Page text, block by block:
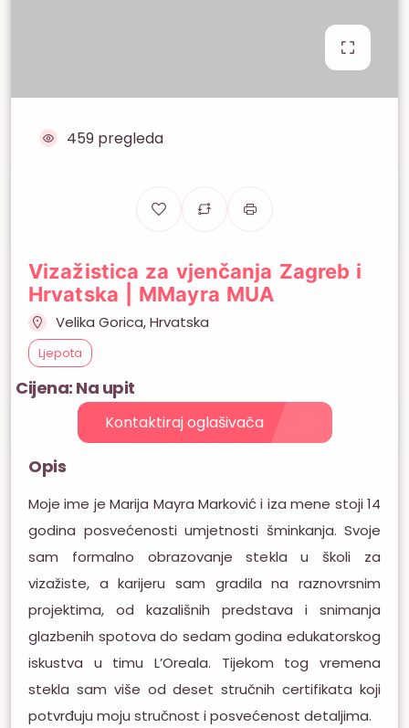
459 pregleda
Vizažistica za vjenčanja Zagreb i
Hrvatska | MMayra MUA
Velika Gorica, Hrvatska
Ljepota
Cijena: Na upit
Kontaktiraj oglašivača
Opis
Moje ime je Marija Mayra Marković i iza mene stoji 14
godina posvećenosti umjetnosti šminkanja. Svoje
sam formalno obrazovanje stekla u školi za
vizažiste, a karijeru sam gradila na raznovrsnim
projektima, od kazališnih predstava i snimanja
glazbenih spotova do sedam godina edukatorskog
iskustva u timu L’Oreala. Tijekom tog vremena
stekla sam više od deset stručnih certifikata koji
potvrđuju moju stručnost i posvećenost detaljima.